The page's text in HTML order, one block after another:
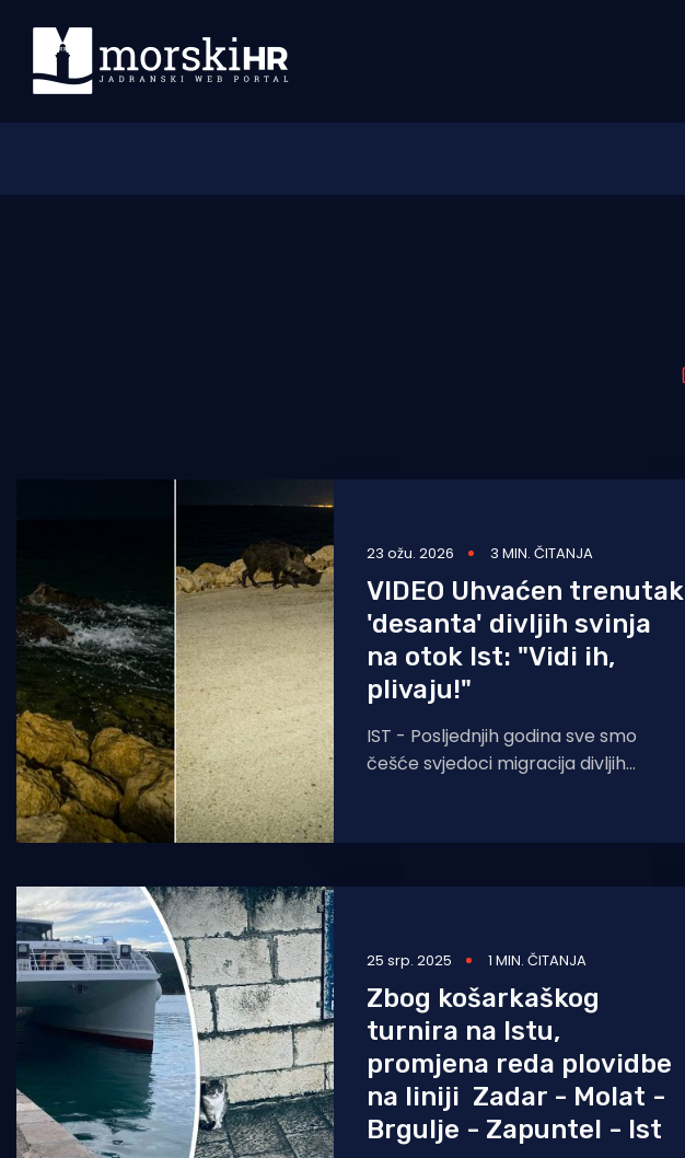
Turizam i nautika
Ekologija
Tradicija i kultura
23 ožu. 2026 3 MIN. ČITANJA
VIDEO Uhvaćen trenutak
'desanta' divljih svinja
na otok Ist: "Vidi ih,
plivaju!"
IST - Posljednjih godina sve smo
češće svjedoci migracija divljih
najčešće bježe
25 srp. 2025 1 MIN. ČITANJA
Zbog košarkaškog
turnira na Istu,
promjena reda plovidbe
na liniji Zadar - Molat -
Brgulje - Zapuntel - Ist